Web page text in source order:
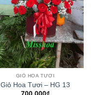
GIỎ HOA TƯƠI
Giỏ Hoa Tươi – HG 13